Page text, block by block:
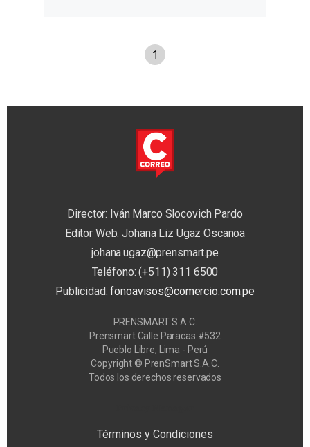
1
Director: Iván Marco Slocovich Pardo
Editor Web: Johana Liz Ugaz Oscanoa
johana.ugaz@prensmart.pe
Teléfono: (+511) 311 6500
Publicidad:fonoavisos@comercio.com.pe
PRENSMART S.A.C.
Prensmart Calle Paracas #532
Pueblo Libre, Lima - Perú
Copyright © PrenSmart S.A.C.
Todos los derechos reservados
Términos y Condiciones